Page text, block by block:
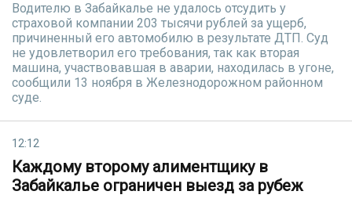
Водителю в Забайкалье не удалось отсудить у
страховой компании 203 тысячи рублей за ущерб,
причиненный его автомобилю в результате ДТП. Суд
не удовлетворил его требования, так как вторая
машина, участвовавшая в аварии, находилась в угоне,
сообщили 13 ноября в Железнодорожном районном
суде.
12:12
Каждому второму алиментщику в
Забайкалье ограничен выезд за рубеж